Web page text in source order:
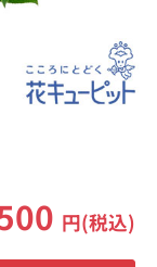
円(税込)